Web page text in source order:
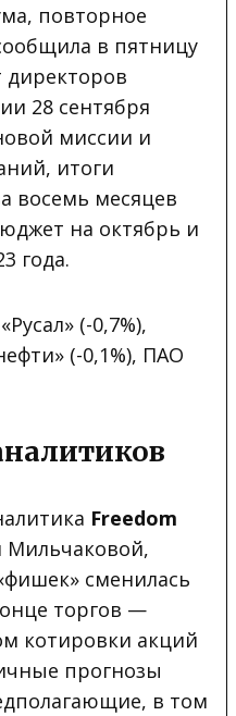
повторное
в пятницу
директоров
28 сентября
миссии и
итоги
восемь месяцев
на октябрь и
года.
(-0,7%),
(-0,1%), ПАО
Freedom
Мильчаковой,
сменилась
торгов —
котировки акций
прогнозы
в том